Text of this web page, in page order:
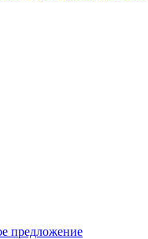
предложение